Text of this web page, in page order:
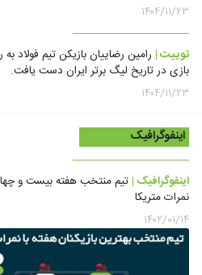
۱۴۰۴/۱۱/۲۳
توییت |
بازی در تاریخ لیگ برتر ایران دست یافت.
۱۴۰۴/۱۱/۲۳
اینفوگرافیک
اینفوگرافیک |تیم منتخب هفته بیست و
نمرات متریکا
۱۴۰۲/۰۱/۱۴